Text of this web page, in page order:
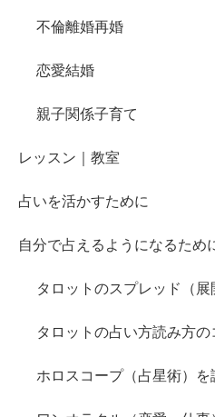
不倫離婚再婚
恋愛結婚
親子関係子育て
レッスン｜教室
占いを活かすために
自分で占えるようになるため
タロットのスプレッド（展
タロットの占い方読み方の
ホロスコープ（占星術）を